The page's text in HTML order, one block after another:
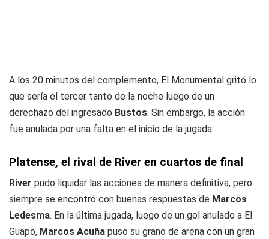
A los 20 minutos del complemento, El Monumental gritó lo
que sería el tercer tanto de la noche luego de un
derechazo del ingresado Bustos. Sin embargo, la acción
fue anulada por una falta en el inicio de la jugada.
Platense, el rival de River en cuartos de final
River pudo liquidar las acciones de manera definitiva, pero
siempre se encontró con buenas respuestas de Marcos
Ledesma. En la última jugada, luego de un gol anulado a El
Guapo, Marcos Acuña puso su grano de arena con un gran